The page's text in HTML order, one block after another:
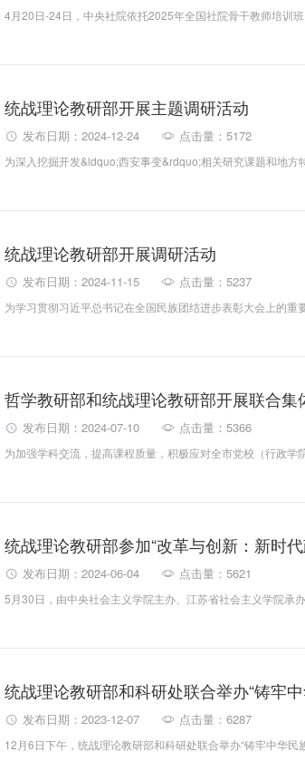
统战理论教研部开展主题调研活动
发布日期：2024-12-24 点击量：5172
统战理论教研部开展调研活动
发布日期：2024-11-15 点击量：5237
哲学教研部和统战理论教研部开展联合集
发布日期：2024-07-10 点击量：5366
统战理论教研部参加“改革与创新：新时
发布日期：2024-06-04 点击量：5621
统战理论教研部和科研处联合举办“铸牢
发布日期：2023-12-07 点击量：6287